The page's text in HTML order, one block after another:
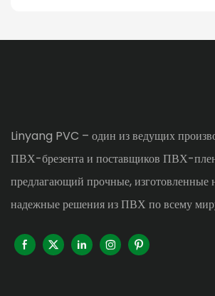
Linyang PVC – один из ведущих
ПВХ-брезента и поставщиков ПВХ-
предлагающий прочные, изготовленные
надежные решения из ПВХ по всему